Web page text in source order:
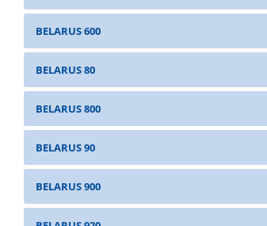
BELARUS 600
BELARUS 80
BELARUS 800
BELARUS 90
BELARUS 900